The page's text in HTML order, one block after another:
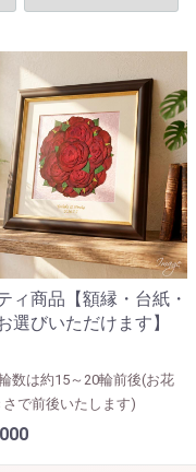
ィ商品【額縁・台紙・
選びいただけます】
数は約15～20輪前後(お花
で前後いたします)